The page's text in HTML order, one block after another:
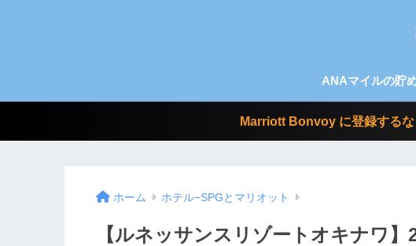
ANAマイルの貯
Marriott Bonvoy に登録するな
ホーム ホテル−SPGとマリオット
【ルネッサンスリゾートオキナワ